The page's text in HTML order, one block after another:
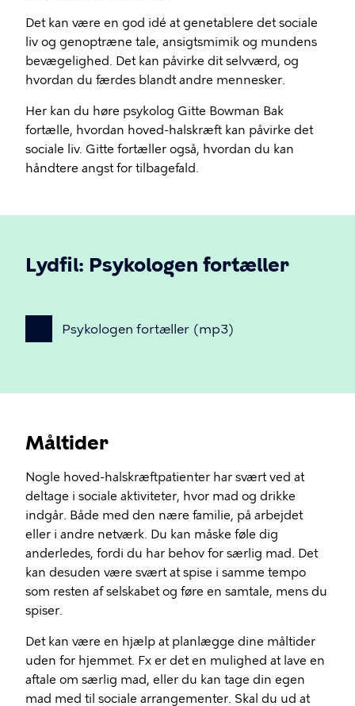
Det kan være en god idé at genetablere det sociale
liv og genoptræne tale, ansigtsmimik og mundens
bevægelighed. Det kan påvirke dit selvværd, og
hvordan du færdes blandt andre mennesker.
Her kan du høre psykolog Gitte Bowman Bak
fortælle, hvordan hoved-halskræft kan påvirke det
sociale liv. Gitte fortæller også, hvordan du kan
håndtere angst for tilbagefald.
Lydfil: Psykologen fortæller
Psykologen fortæller (mp3)
Måltider
Nogle hoved-halskræftpatienter har svært ved at
deltage i sociale aktiviteter, hvor mad og drikke
indgår. Både med den nære familie, på arbejdet
eller i andre netværk. Du kan måske føle dig
anderledes, fordi du har behov for særlig mad. Det
kan desuden være svært at spise i samme tempo
som resten af selskabet og føre en samtale, mens du
spiser.
Det kan være en hjælp at planlægge dine måltider
uden for hjemmet. Fx er det en mulighed at lave en
aftale om særlig mad, eller du kan tage din egen
mad med til sociale arrangementer. Skal du ud at